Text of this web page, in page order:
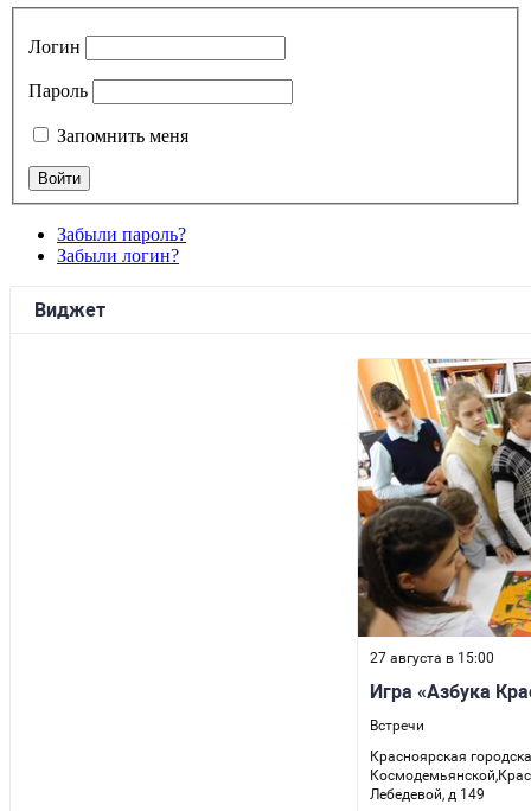
Логин
Пароль
Запомнить меня
Забыли пароль?
Забыли логин?